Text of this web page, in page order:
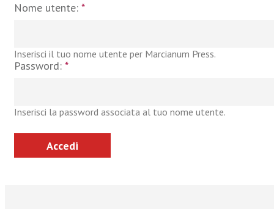
Nome utente: *
Inserisci il tuo nome utente per Marcianum Press.
Password: *
Inserisci la password associata al tuo nome utente.